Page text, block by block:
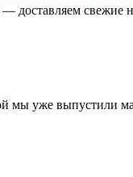
— доставляем
мы уже